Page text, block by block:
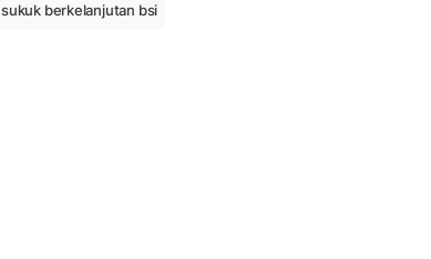
sukuk berkelanjutan bsi